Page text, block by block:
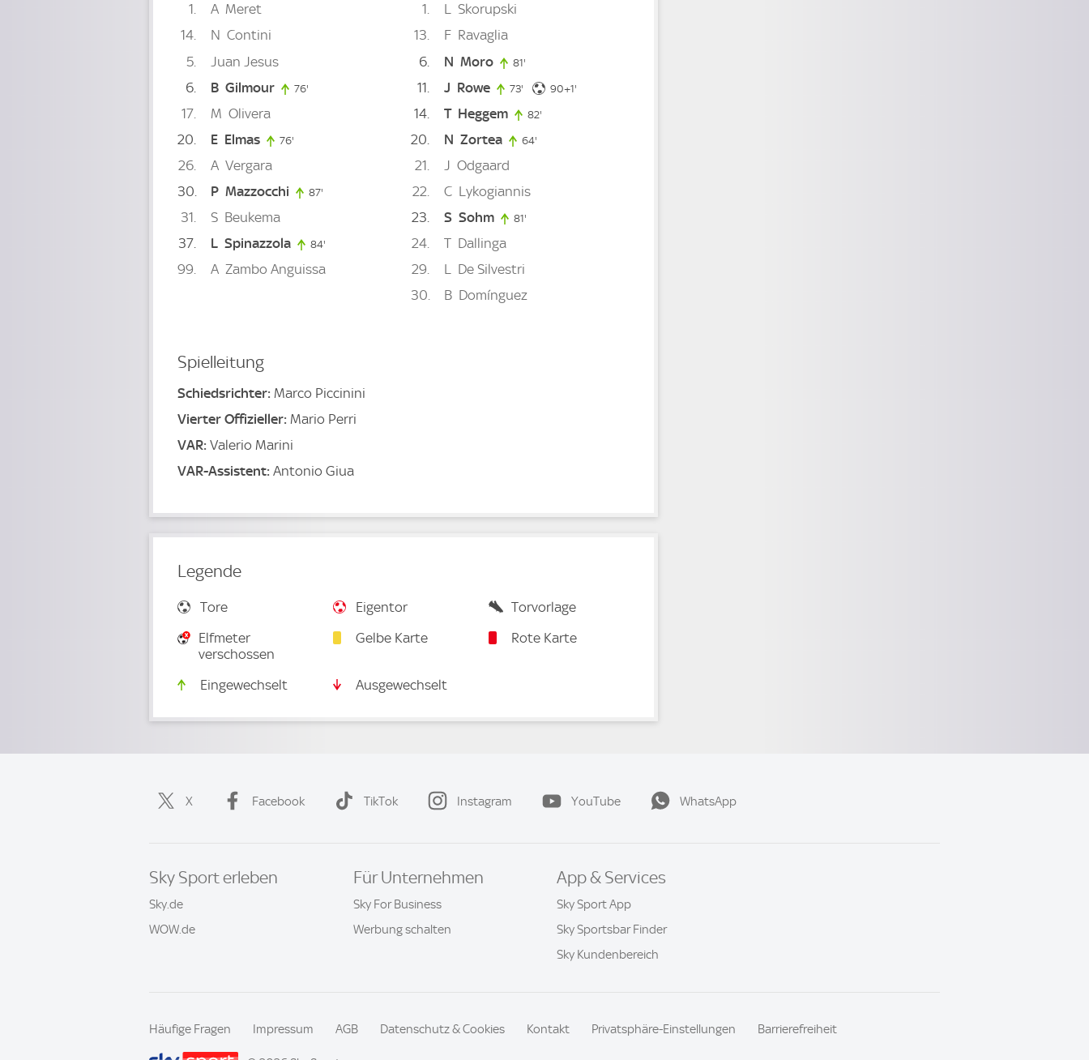
1 A Meret
14
N Contini
5
Juan Jesus
6
B Gilmour 76'
17 M Olivera
20
E Elmas 76'
26 A Vergara
30
P Mazzocchi 87'
31 S Beukema
37
L Spinazzola 84'
99 A Zambo Anguissa
1 L Skorupski
13
F Ravaglia
6
N Moro 81'
11 J Rowe 73' 73. minute
90+1'
14 T Heggem 82'
20 N Zortea 64'
21 J Odgaard
22
C Lykogiannis
23
S Sohm 81'
24 T Dallinga
29
L
De Silvestri
30
B Domínguez
Spielleitung
Schiedsrichter: Marco Piccinini
Vierter Offizieller: Mario Perri
VAR: Valerio Marini
VAR-Assistent: Antonio Giua
Legende
Tore Eigentor
Torvorlage
Elfmeter
verschossen
Gelbe Karte Rote Karte
Eingewechselt Ausgewechselt
X Facebook TikTok Instagram YouTube WhatsApp
Sky Sport erleben
Sky.de
WOW.de
Für Unternehmen
Sky For Business
Werbung schalten
App & Services
Sky Sport App
Sky Sportsbar Finder
Sky Kundenbereich
Häufige Fragen Impressum AGB Datenschutz & Cookies Kontakt Privatsphäre-Einstellungen Barrierefreiheit